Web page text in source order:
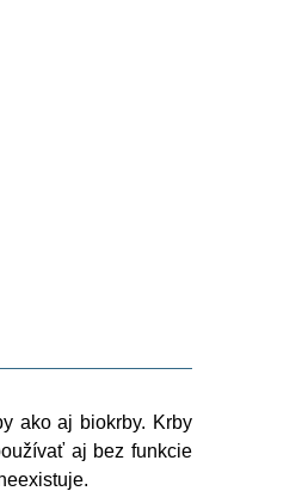
ako aj biokrby. Krby
aj bez funkcie